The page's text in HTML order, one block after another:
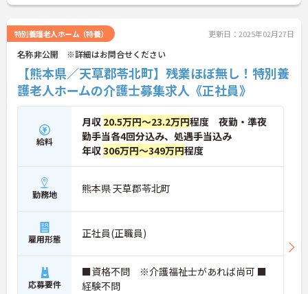
細をお話致しますのでお気軽にご相談ください。
特別養護老人ホーム（特養） 更新日：2025年02月27日
名称非公開 ※詳細はお問合せください
【熊本県／天草郡苓北町】残業ほぼ無し！特別養
護老人ホームの介護士募集求人《正社員》
給料
月収 20.5万円～23.2万円程度 夜勤・準夜
勤手当各4回分込み、処遇手当込み
年収306万円～349万円程度
勤務地 熊本県 天草郡苓北町
雇用形態 正社員(正職員)
応募要件
■資格不問 ※介護福祉士があれば尚可 ■
経験不問